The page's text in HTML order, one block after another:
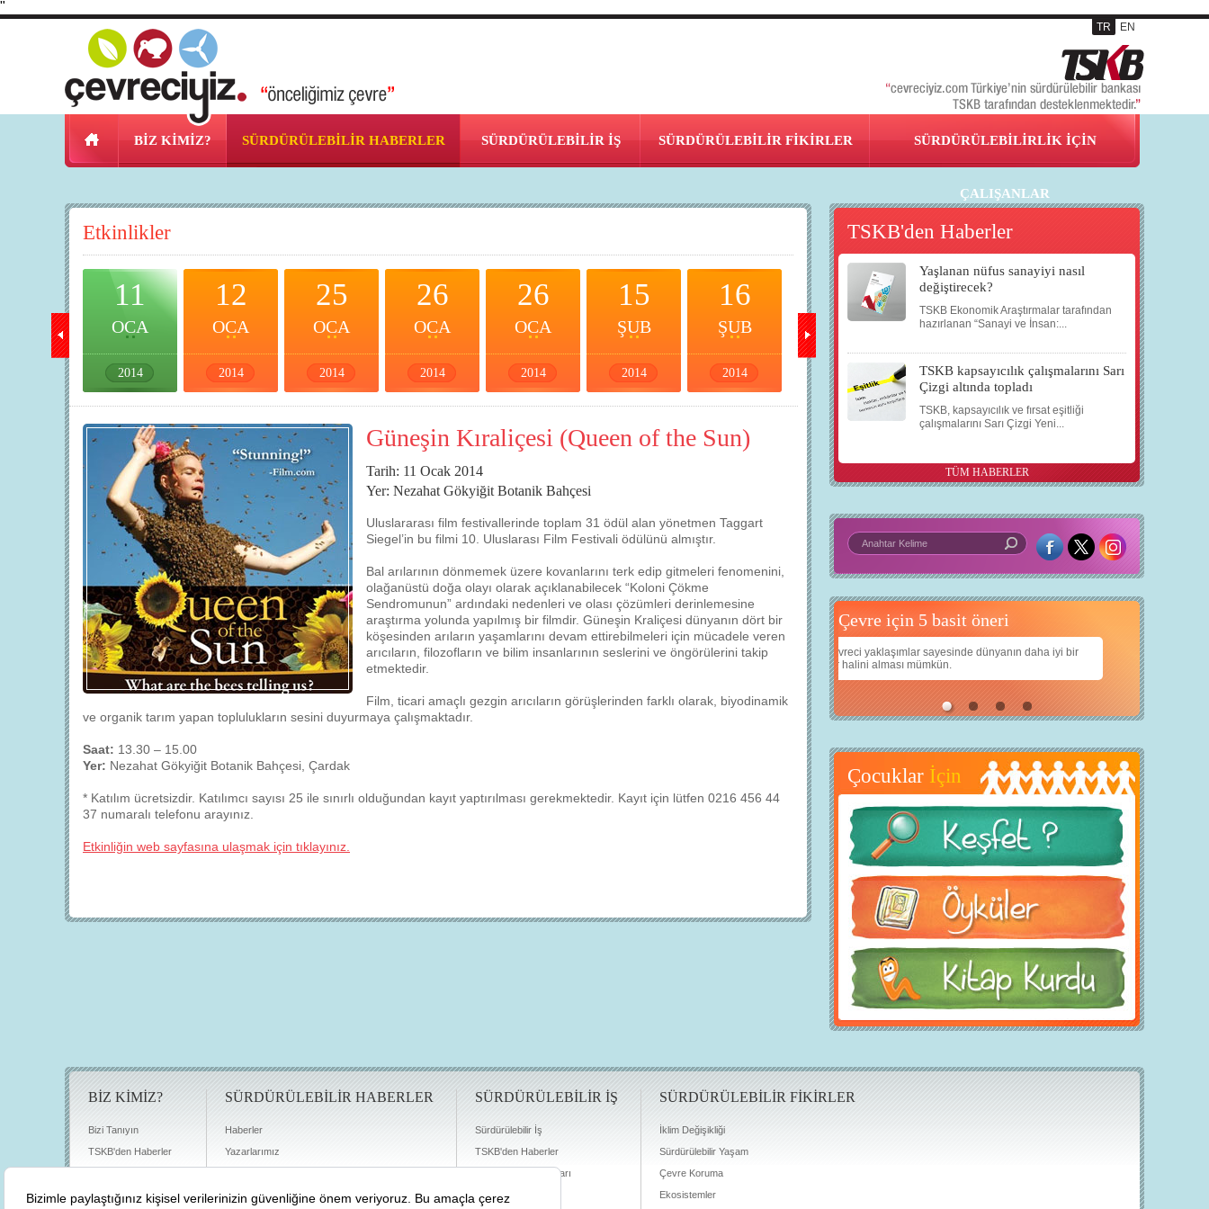
"
TR EN
BİZ KİMİZ? SÜRDÜRÜLEBİLİR HABERLER SÜRDÜRÜLEBİLİR İŞ SÜRDÜRÜLEBİLİR FİKİRLER SÜRDÜRÜLEBİLİRLİK İÇİN
ÇALIŞANLAR
Etkinlikler
11
OCA
2014
12
OCA
2014
25
OCA
2014
26
OCA
2014
26
OCA
2014
15
ŞUB
2014
16
ŞUB
2014
16
ŞUB
2014
20
ŞUB
2014
ŞUB
2014
21
ŞUB
2014
Güneşin Kıraliçesi (Queen of the Sun)
Tarih: 11 Ocak 2014
Yer: Nezahat Gökyiğit Botanik Bahçesi
Uluslararası film festivallerinde toplam 31 ödül alan yönetmen Taggart
Siegel’in bu filmi 10. Uluslarası Film Festivali ödülünü almıştır.
Bal arılarının dönmemek üzere kovanlarını terk edip gitmeleri fenomenini,
olağanüstü doğa olayı olarak açıklanabilecek “Koloni Çökme
Sendromunun” ardındaki nedenleri ve olası çözümleri derinlemesine
araştırma yolunda yapılmış bir filmdir. Güneşin Kraliçesi dünyanın dört bir
köşesinden arıların yaşamlarını devam ettirebilmeleri için mücadele veren
arıcıların, filozofların ve bilim insanlarının seslerini ve öngörülerini takip
etmektedir.
Film, ticari amaçlı gezgin arıcıların görüşlerinden farklı olarak, biyodinamik
ve organik tarım yapan toplulukların sesini duyurmaya çalışmaktadır.
Saat: 13.30 – 15.00
Yer: Nezahat Gökyiğit Botanik Bahçesi, Çardak
* Katılım ücretsizdir. Katılımcı sayısı 25 ile sınırlı olduğundan kayıt yaptırılması gerekmektedir. Kayıt için lütfen 0216 456 44
37 numaralı telefonu arayınız.
Etkinliğin web sayfasına ulaşmak için tıklayınız.
TSKB'den Haberler
Yaşlanan nüfus sanayiyi nasıl
değiştirecek?
TSKB Ekonomik Araştırmalar tarafından
hazırlanan “Sanayi ve İnsan:...
TSKB kapsayıcılık çalışmalarını Sarı
Çizgi altında topladı
TSKB, kapsayıcılık ve fırsat eşitliği
çalışmalarını Sarı Çizgi Yeni...
TÜM HABERLER
Çevre için 5 basit öneri
Çevreci yaklaşımlarsayesinde dünyanın daha iyi bir
Daha iyi bir dünya için yapay zekâ
Çocuklarımıza daha güzel bir dünya bırakabilmek için
teknolojiden nasıl yararlanırız?
Çocuklar İçin
BİZ KİMİZ?
Bizi Tanıyın
TSKB'den Haberler
Basın Odası
SÜRDÜRÜLEBİLİR HABERLER
Haberler
Yazarlarımız
Sürdürülebilirlik Kütüphanesi
SÜRDÜRÜLEBİLİR İŞ
Sürdürülebilir İş
TSKB'den Haberler
Finansman Olanakları
SÜRDÜRÜLEBİLİR FİKİRLER
İklim Değişikliği
Sürdürülebilir Yaşam
Çevre Koruma
Ekosistemler